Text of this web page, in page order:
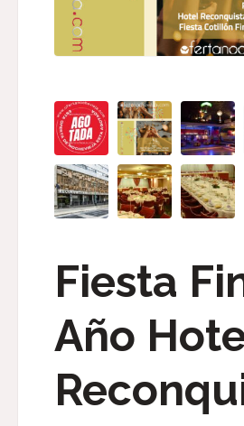
Fiesta
Año